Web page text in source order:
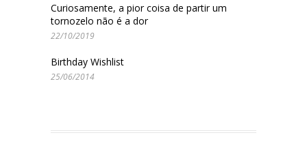
Curiosamente, a pior coisa de partir um
tornozelo não é a dor
22/10/2019
Birthday Wishlist
25/06/2014